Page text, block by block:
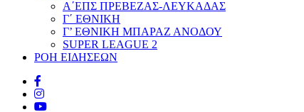
Α΄ΕΠΣ ΠΡΕΒΕΖΑΣ-ΛΕΥΚΑΔΑΣ
Γ΄ ΕΘΝΙΚΗ
Γ’ ΕΘΝΙΚΗ ΜΠΑΡΑΖ ΑΝΟΔΟΥ
SUPER LEAGUE 2
ΡΟΗ ΕΙΔΗΣΕΩΝ